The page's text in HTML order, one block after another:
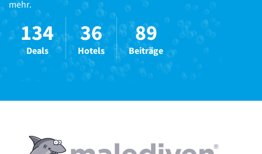
mehr.
134
Deals
36
Hotels
89
Beiträge